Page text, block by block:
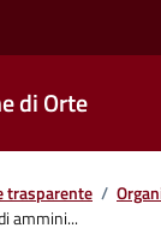
di Orte
trasparente /
ammini...